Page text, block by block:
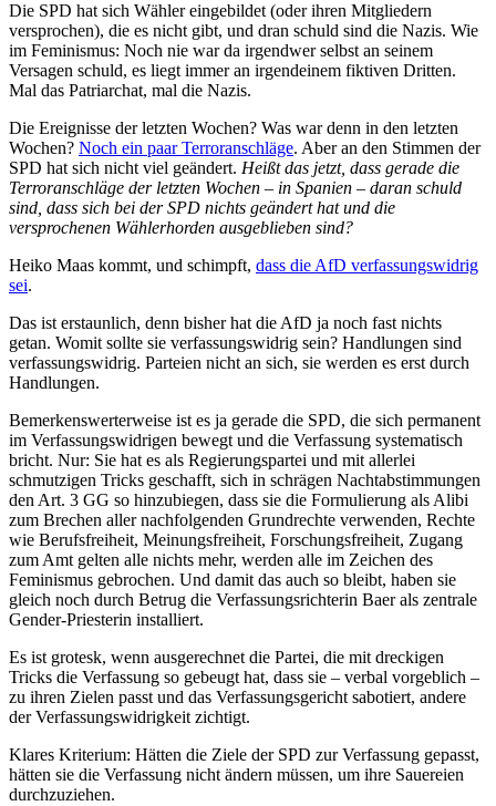
Die SPD hat sich Wähler eingebildet (oder ihren Mitgliedern
versprochen), die es nicht gibt, und dran schuld sind die Nazis. Wie
im Feminismus: Noch nie war da irgendwer selbst an seinem
Versagen schuld, es liegt immer an irgendeinem fiktiven Dritten.
Mal das Patriarchat, mal die Nazis.
Die Ereignisse der letzten Wochen? Was war denn in den letzten
Wochen? Noch ein paar Terroranschläge. Aber an den Stimmen der
SPD hat sich nicht viel geändert. Heißt das jetzt, dass gerade die
Terroranschläge der letzten Wochen – in Spanien – daran schuld
sind, dass sich bei der SPD nichts geändert hat und die
versprochenen Wählerhorden ausgeblieben sind?
Heiko Maas kommt, und schimpft, dass die AfD verfassungswidrig
sei.
Das ist erstaunlich, denn bisher hat die AfD ja noch fast nichts
getan. Womit sollte sie verfassungswidrig sein? Handlungen sind
verfassungswidrig. Parteien nicht an sich, sie werden es erst durch
Handlungen.
Bemerkenswerterweise ist es ja gerade die SPD, die sich permanent
im Verfassungswidrigen bewegt und die Verfassung systematisch
bricht. Nur: Sie hat es als Regierungspartei und mit allerlei
schmutzigen Tricks geschafft, sich in schrägen Nachtabstimmungen
den Art. 3 GG so hinzubiegen, dass sie die Formulierung als Alibi
zum Brechen aller nachfolgenden Grundrechte verwenden, Rechte
wie Berufsfreiheit, Meinungsfreiheit, Forschungsfreiheit, Zugang
zum Amt gelten alle nichts mehr, werden alle im Zeichen des
Feminismus gebrochen. Und damit das auch so bleibt, haben sie
gleich noch durch Betrug die Verfassungsrichterin Baer als zentrale
Gender-Priesterin installiert.
Es ist grotesk, wenn ausgerechnet die Partei, die mit dreckigen
Tricks die Verfassung so gebeugt hat, dass sie – verbal vorgeblich –
zu ihren Zielen passt und das Verfassungsgericht sabotiert, andere
der Verfassungswidrigkeit zichtigt.
Klares Kriterium: Hätten die Ziele der SPD zur Verfassung gepasst,
hätten sie die Verfassung nicht ändern müssen, um ihre Sauereien
durchzuziehen.